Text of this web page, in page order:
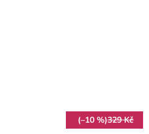
(–10 %)329 Kč